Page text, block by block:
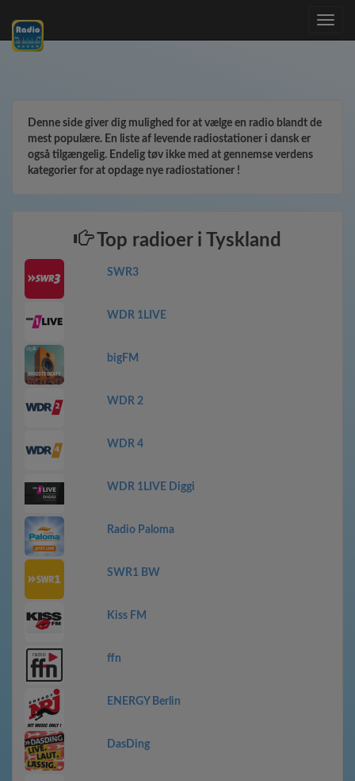
Toggle
Denne side giver dig mulighed for at vælge en radio blandt de
mest populære. En liste af levende radiostationer i dansk er
også tilgængelig. Endelig tøv ikke med at gennemse verdens
kategorier for at opdage nye radiostationer !
Top radioer i Tyskland
SWR3
WDR 1LIVE
bigFM
WDR 2
WDR 4
WDR 1LIVE Diggi
Radio Paloma
SWR1 BW
Kiss FM
ffn
ENERGY Berlin
DasDing